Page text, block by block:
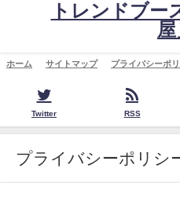
トレンドブー
屋
ホーム サイトマップ プライバシーポ
Twitter RSS
プライバシーポリシ